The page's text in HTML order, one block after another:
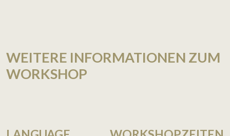
WEITERE INFORMATIONEN ZUM
WORKSHOP